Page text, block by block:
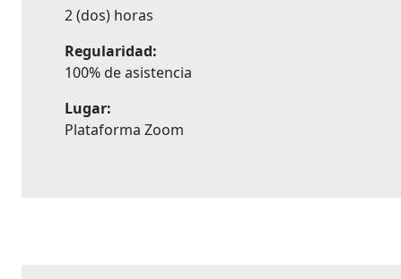
2 (dos) horas
Regularidad:
100% de asistencia
Lugar:
Plataforma Zoom